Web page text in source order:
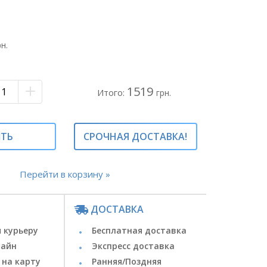
розовая
с эустомой#букет с
в нежных оттенках#
Итого: 1519 грн.
СРОЧНАЯ ДОСТАВКА!
Перейти в корзину »
карту
ДОСТАВКА
Бесплатная доставка
Экспресс доставка
Ранняя/Поздняя